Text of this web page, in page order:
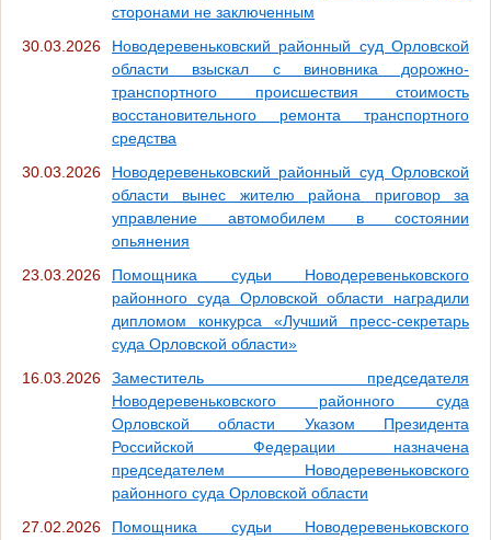
сторонами не заключенным
30.03.2026
Новодеревеньковский районный суд Орловской
области взыскал с виновника дорожно-
транспортного происшествия стоимость
восстановительного ремонта транспортного
средства
30.03.2026
Новодеревеньковский районный суд Орловской
области вынес жителю района приговор за
управление автомобилем в состоянии
опьянения
23.03.2026
Помощника судьи Новодеревеньковского
районного суда Орловской области наградили
дипломом конкурса «Лучший пресс-секретарь
суда Орловской области»
16.03.2026
Заместитель председателя
Новодеревеньковского районного суда
Орловской области Указом Президента
Российской Федерации назначена
председателем Новодеревеньковского
районного суда Орловской области
27.02.2026
Помощника судьи Новодеревеньковского